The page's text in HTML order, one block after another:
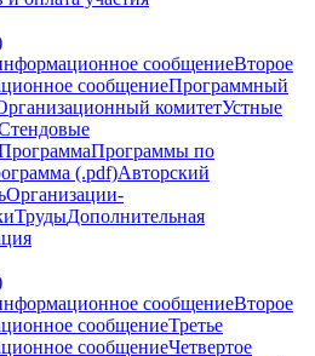
сообщениеВторое
сообщениеПрограммный
комитетУстные
Программы по
(.pdf)Авторский
Организации-
ТрудыДополнительная
сообщениеВторое
сообщениеТретье
сообщениеЧетвертое